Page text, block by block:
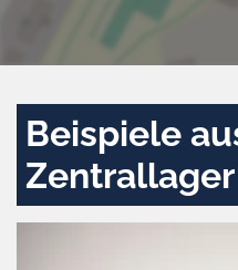
Beispiele
Zentrallager